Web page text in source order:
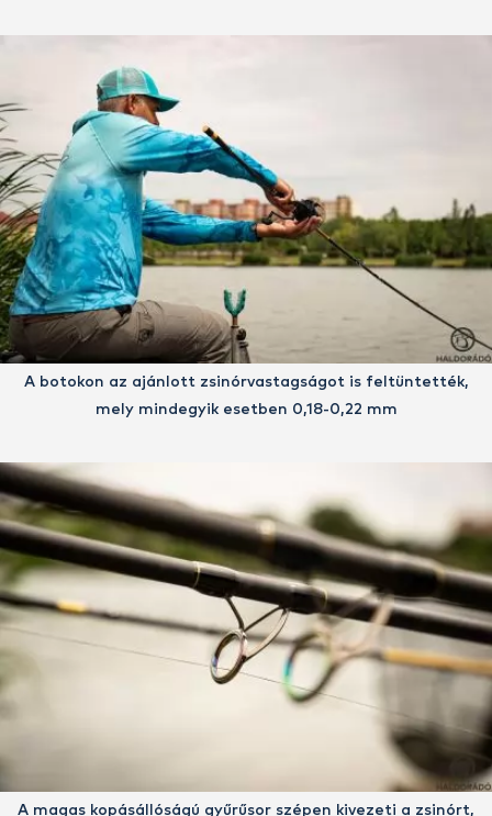
A botokon az ajánlott zsinórvastagságot is feltüntették,
mely mindegyik esetben 0,18-0,22 mm
A magas kopásállóságú gyűrűsor szépen kivezeti a zsinórt,